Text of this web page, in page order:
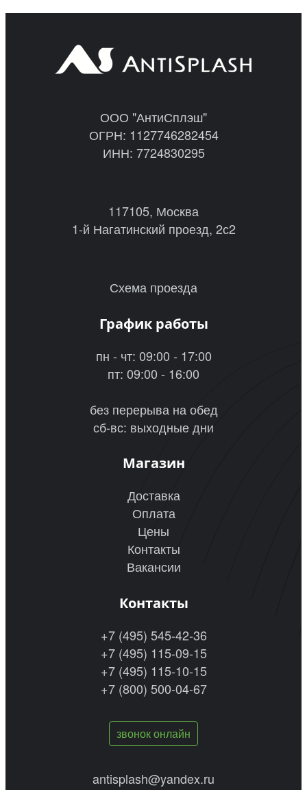
ООО "АнтиСплэш"
ОГРН: 1127746282454
ИНН: 7724830295
117105, Москва
1-й Нагатинский проезд, 2с2
Схема проезда
График работы
пн - чт: 09:00 - 17:00
пт: 09:00 - 16:00
без перерыва на обед
сб-вс: выходные дни
Магазин
Доставка
Оплата
Цены
Контакты
Вакансии
Контакты
+7 (495) 545-42-36
+7 (495) 115-09-15
+7 (495) 115-10-15
+7 (800) 500-04-67
звонок онлайн
antisplash@yandex.ru